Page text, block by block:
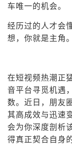
车唯一的机会。
经历过的人才会
想，你就是主角。
在短视频热潮正
音平台寻觅机遇
数。近日，朋友
其高成效与迅速
会为你深度剖析
得真正契合自身